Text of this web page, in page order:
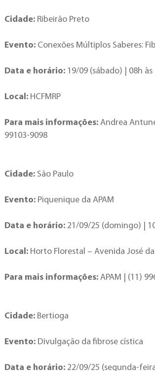
Cidade: Ribeirão Preto
Evento: Conexões Múltiplos Saberes:
Data e horário: 19/09 (sábado) | 08h às
Local: HCFMRP
Para mais informações: Andrea
99103-9098
Cidade: São Paulo
Evento: Piquenique da APAM
Data e horário: 21/09/25 (domingo) |
Local: Horto Florestal – Avenida José da
Para mais informações: APAM | (11)
Cidade: Bertioga
Evento: Divulgação da fibrose cística
Data e horário: 22/09/25 (segunda-